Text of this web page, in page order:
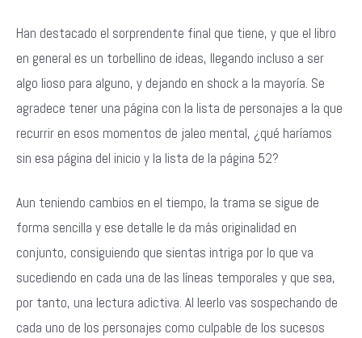
Han destacado el sorprendente final que tiene, y que el libro
en general es un torbellino de ideas, llegando incluso a ser
algo lioso para alguno, y dejando en shock a la mayoría. Se
agradece tener una página con la lista de personajes a la que
recurrir en esos momentos de jaleo mental, ¿qué haríamos
sin esa página del inicio y la lista de la página 52?
Aun teniendo cambios en el tiempo, la trama se sigue de
forma sencilla y ese detalle le da más originalidad en
conjunto, consiguiendo que sientas intriga por lo que va
sucediendo en cada una de las líneas temporales y que sea,
por tanto, una lectura adictiva. Al leerlo vas sospechando de
cada uno de los personajes como culpable de los sucesos